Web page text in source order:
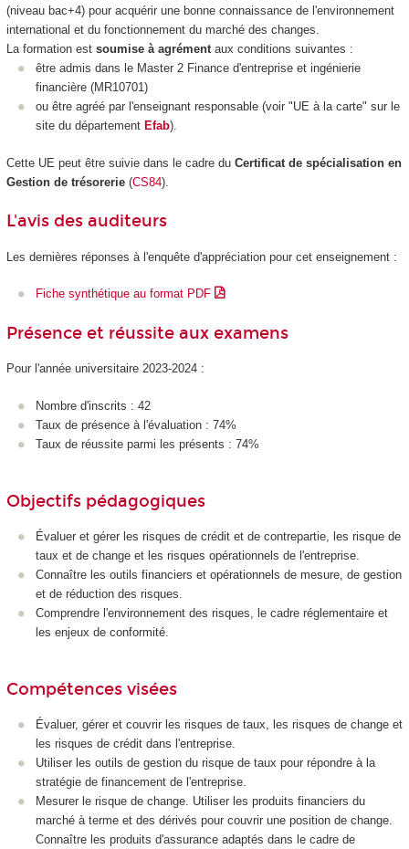
(niveau bac+4) pour acquérir une bonne connaissance de l'environnement
international et du fonctionnement du marché des changes.
La formation est soumise à agrémentaux conditions suivantes :
être admis dans le Master 2 Finance d'entreprise et ingénierie
financière (MR10701)
ou être agréé par l'enseignant responsable (voir "UE à la carte" sur le
site du département Efab).
Cette UE peut être suivie dans le cadre du Certificat de spécialisation en
Gestion de trésorerie(CS84).
L'avis des auditeurs
Les dernières réponses à l'enquête d'appréciation pour cet enseignement :
Fiche synthétique au format PDF
Présence et réussite aux examens
Pour l'année universitaire 2023-2024 :
Nombre d'inscrits : 42
Taux de présence à l'évaluation : 74%
Taux de réussite parmi les présents : 74%
Objectifs pédagogiques
Évaluer et gérer les risques de crédit et de contrepartie, les risque de
taux et de change et les risques opérationnels de l'entreprise.
Connaître les outils financiers et opérationnels de mesure, de gestion
et de réduction des risques.
Comprendre l'environnement des risques, le cadre réglementaire et
les enjeux de conformité.
Compétences visées
Évaluer, gérer et couvrir les risques de taux, les risques de change et
les risques de crédit dans l'entreprise.
Utiliser les outils de gestion du risque de taux pour répondre à la
stratégie de financement de l'entreprise.
Mesurer le risque de change. Utiliser les produits financiers du
marché à terme et des dérivés pour couvrir une position de change.
Connaître les produits d'assurance adaptés dans le cadre de